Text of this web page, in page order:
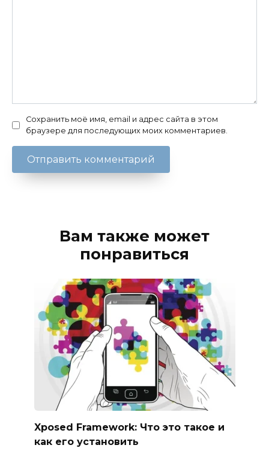
Сохранить моё имя, email и адрес сайта в этом
браузере для последующих моих комментариев.
Вам также может
понравиться
Xposed Framework: Что это такое и
как его установить